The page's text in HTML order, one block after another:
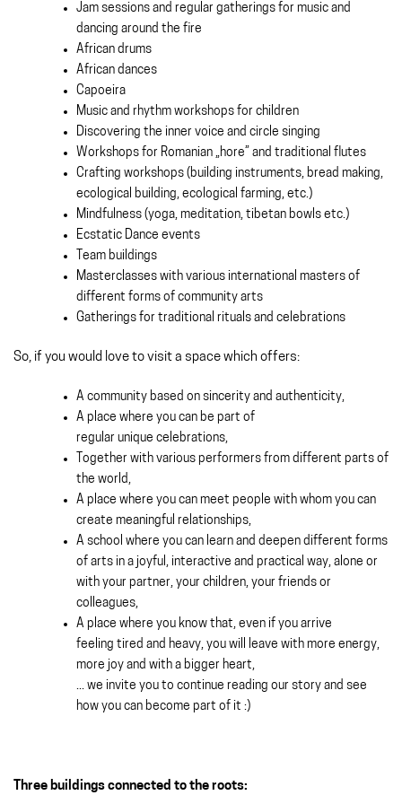
Jam sessions and regular gatherings for music and
dancing around the fire
African drums
African dances
Capoeira
Music and rhythm workshops for children
Discovering the inner voice and circle singing
Workshops for Romanian „hore” and traditional flutes
Crafting workshops (building instruments, bread making,
ecological building, ecological farming, etc.)
Mindfulness (yoga, meditation, tibetan bowls etc.)
Ecstatic Dance events
Team buildings
Masterclasses with various international masters of
different forms of community arts
Gatherings for traditional rituals and celebrations
So, if you would love to visit a space which offers:
A community based on sincerity and authenticity,
A place where you can be part of
regular unique celebrations,
Together with various performers from different parts of
the world,
A place where you can meet people with whom you can
create meaningful relationships,
A school where you can learn and deepen different forms
of arts in a joyful, interactive and practical way, alone or
with your partner, your children, your friends or
colleagues,
A place where you know that, even if you arrive
feeling tired and heavy, you will leave with more energy,
more joy and with a bigger heart,
... we invite you to continue reading our story and see
how you can become part of it :)
Three buildings connected to the roots: